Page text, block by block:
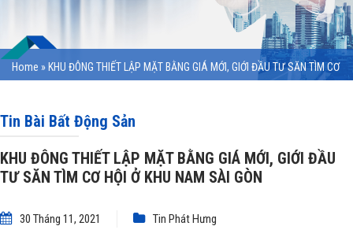
Home » KHU ĐÔNG THIẾT LẬP MẶT BẰNG GIÁ MỚI, GIỚI ĐẦU TƯ SĂN TÌM CƠ
Tin Bài Bất Động Sản
KHU ĐÔNG THIẾT LẬP MẶT BẰNG GIÁ MỚI, GIỚI ĐẦU
TƯ SĂN TÌM CƠ HỘI Ở KHU NAM SÀI GÒN
30 Tháng 11, 2021 Tin Phát Hưng